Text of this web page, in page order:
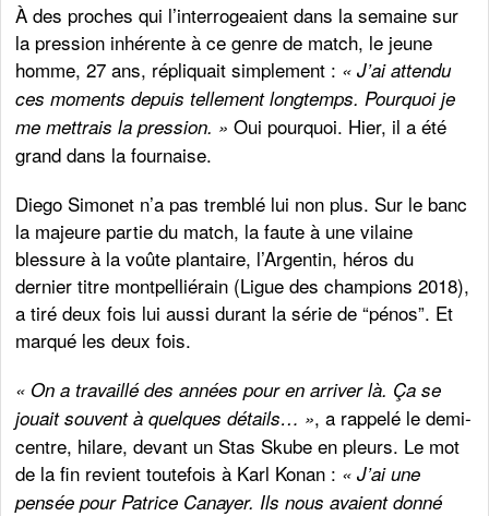
À des proches qui l’interrogeaient dans la semaine sur
la pression inhérente à ce genre de match, le jeune
homme, 27 ans, répliquait simplement : « J’ai attendu
ces moments depuis tellement longtemps. Pourquoi je
me mettrais la pression. »Oui pourquoi. Hier, il a été
grand dans la fournaise.
Diego Simonet n’a pas tremblé lui non plus. Sur le banc
la majeure partie du match, la faute à une vilaine
blessure à la voûte plantaire, l’Argentin, héros du
dernier titre montpelliérain (Ligue des champions 2018),
a tiré deux fois lui aussi durant la série de “pénos”. Et
marqué les deux fois.
« On a travaillé des années pour en arriver là. Ça se
jouait souvent à quelques détails… », a rappelé le demi-
centre, hilare, devant un Stas Skube en pleurs. Le mot
de la fin revient toutefois à Karl Konan : « J’ai une
pensée pour Patrice Canayer. Ils nous avaient donné